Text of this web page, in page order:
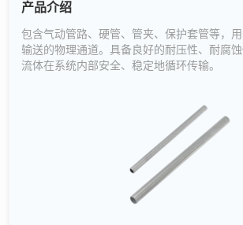
产品介绍
包含气动管路、硬管、管夹、保护套管等，
输送的物理通道。具备良好的耐压性、耐腐
流体在系统内部安全、稳定地循环传输。